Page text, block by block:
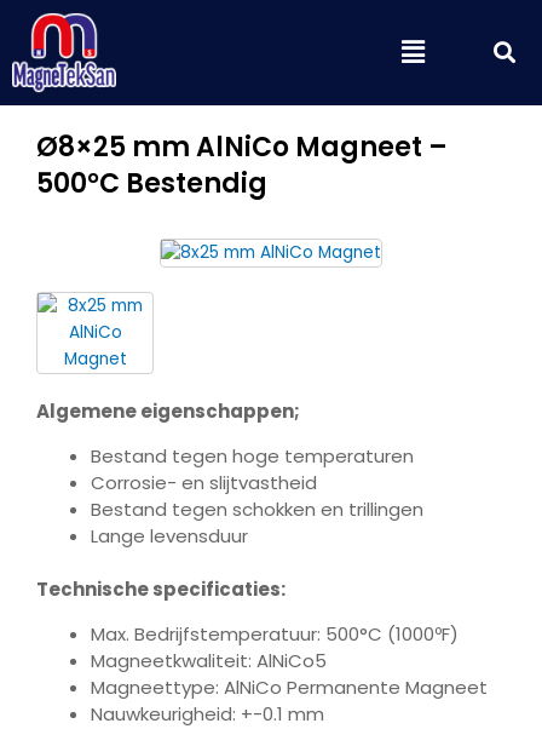
naar
de
inhoud
Menu
Ø8×25 mm AlNiCo Magneet –
500°C Bestendig
Algemene eigenschappen;
Bestand tegen hoge temperaturen
Corrosie- en slijtvastheid
Bestand tegen schokken en trillingen
Lange levensduur
Technische specificaties:
Max. Bedrijfstemperatuur: 500°C (1000ºF)
Magneetkwaliteit: AlNiCo5
Magneettype: AlNiCo Permanente Magneet
Nauwkeurigheid: +-0.1 mm